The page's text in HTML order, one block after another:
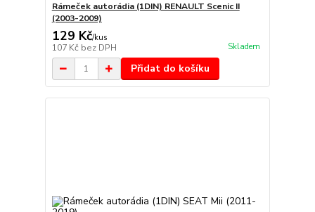
Rámeček autorádia (1DIN) RENAULT Scenic II
(2003-2009)
129 Kč/kus
107 Kč bez DPH Skladem
Přidat do košíku